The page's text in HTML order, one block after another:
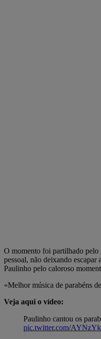
O momento foi partilhado pelo
pessoal, não deixando escapar
Paulinho pelo caloroso
«Melhor música de parabéns
Veja aqui o vídeo:
Paulinho cantou os
pic.twitter.com/